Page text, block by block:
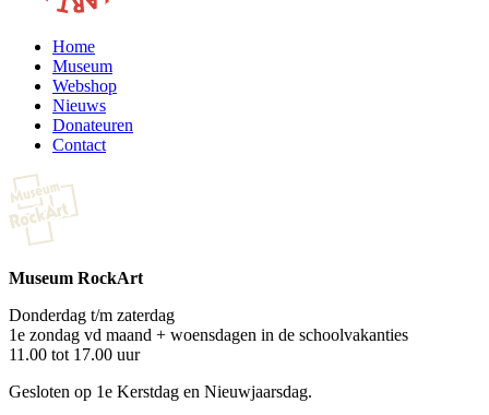
Home
Museum
Webshop
Nieuws
Donateuren
Contact
Museum RockArt
Donderdag t/m zaterdag
1e zondag vd maand + woensdagen in de schoolvakanties
11.00 tot 17.00 uur
Gesloten op 1e Kerstdag en Nieuwjaarsdag.